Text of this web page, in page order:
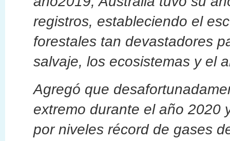
registros, estableciendo el
forestales tan devastadores
salvaje, los ecosistemas y el
Agregó que
extremo durante el año 2020
por niveles récord de gases